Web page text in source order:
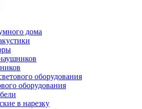
дома
оборудования
оборудования
в нарезку